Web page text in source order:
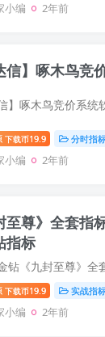
小编 2年前
信】啄木鸟
下载币19.9 分时指
小编 2年前
超级盘中资金版 涨停打板 资金打分排名 盘中尾盘专用 通达信
指标
下载币19.9 实战指
小编 2年前